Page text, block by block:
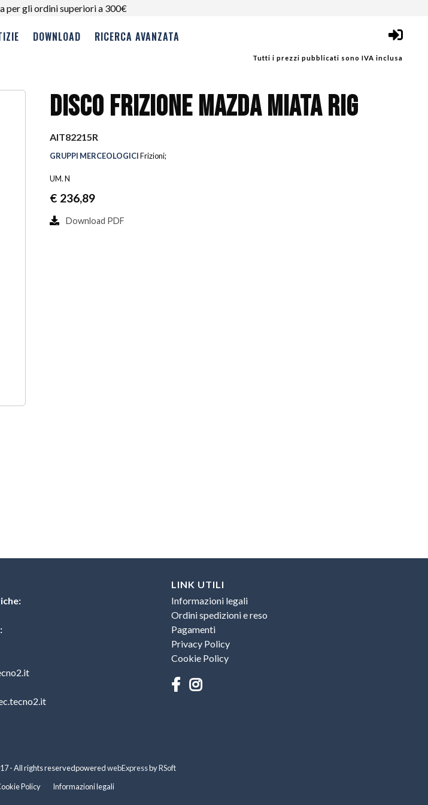
per gli ordini superiori a 300€
Tutti i prezzi pubblicati sono IVA inclusa
DOWNLOAD RICERCA AVANZATA
DISCO FRIZIONE MAZDA MIATA RIG
AIT82215R
GRUPPI MERCEOLOGICIFrizioni
UM. N
Download PDF
€ 236,89
LINK UTILI
Informazioni legali
Ordini spedizioni e reso
Pagamenti
Privacy Policy
Cookie Policy
Policy Informazioni legali
- All rights reservedpoweredwebExpressbyRSoft